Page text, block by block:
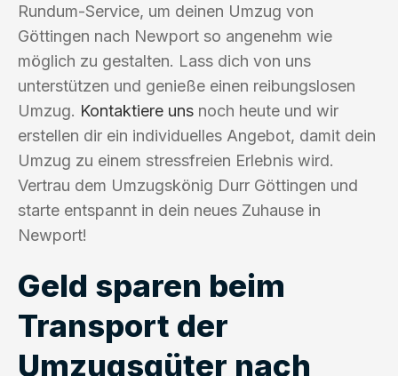
Rundum-Service, um deinen Umzug von
Göttingen nach Newport so angenehm wie
möglich zu gestalten. Lass dich von uns
unterstützen und genieße einen reibungslosen
Umzug. Kontaktiere uns noch heute und wir
erstellen dir ein individuelles Angebot, damit dein
Umzug zu einem stressfreien Erlebnis wird.
Vertrau dem Umzugskönig Durr Göttingen und
starte entspannt in dein neues Zuhause in
Newport!
Geld sparen beim
Transport der
Umzugsgüter nach